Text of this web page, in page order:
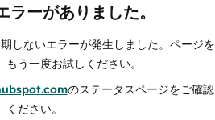
ラーがありました。
しないエラーが発生しました。ページを
う一度お試しください。
のステータスページをご確認
ください。